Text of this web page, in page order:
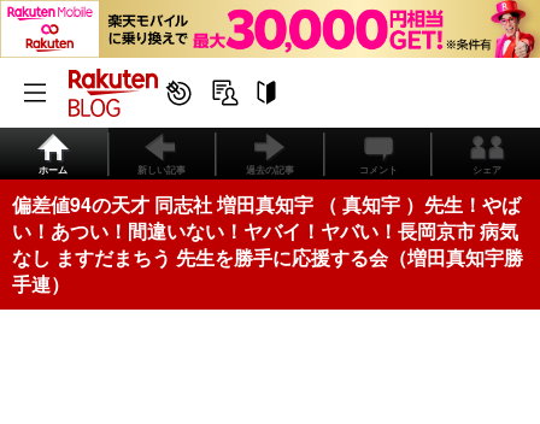
ホーム 新しい記事 過去の記事 コメント シェア
偏差値94の天才 同志社 増田真知宇 （ 真知宇 ）先生！やば
い！あつい！間違いない！ヤバイ！ヤバい！長岡京市 病気
なし ますだまちう 先生を勝手に応援する会（増田真知宇勝
手連）